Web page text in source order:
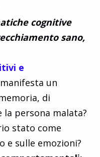
cognitive
sano,
e
un
di
la persona malata?
stato come
e sulle emozioni?